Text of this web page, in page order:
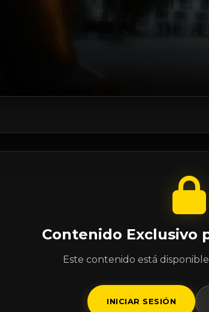
Contenido Exclusivo
Este contenido está
INICIAR SESIÓN